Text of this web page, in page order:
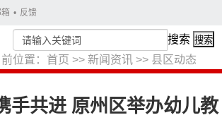
• 反馈
位置： 首页 >> 新闻资讯 >> 县区动态
搜索 搜索
手共进 原州区举办幼儿教